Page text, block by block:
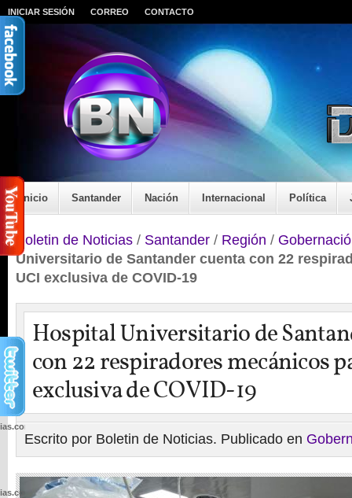
INICIAR SESIÓN CORREO CONTACTO
Inicio Santander Nación Internacional Política
Boletin de Noticias / Santander / Región /
Universitario de Santander cuenta con 22
UCI exclusiva de COVID-19
Hospital Universitario de
con 22 respiradores mecánicos
exclusiva de COVID-19
Escrito por Boletin de Noticias. Publicado en
wp-
wp-